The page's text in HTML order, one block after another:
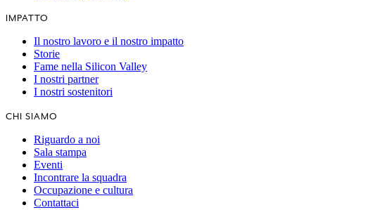
IMPATTO
Il nostro lavoro e il nostro impatto
Storie
Fame nella Silicon Valley
I nostri partner
I nostri sostenitori
CHI SIAMO
Riguardo a noi
Sala stampa
Eventi
Incontrare la squadra
Occupazione e cultura
Contattaci